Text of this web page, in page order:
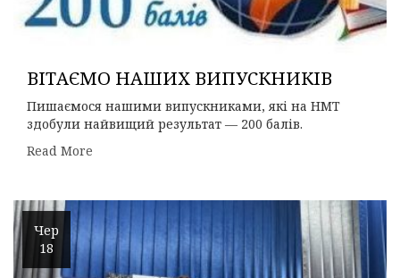
ВІТАЄМО НАШИХ ВИПУСКНИКІВ
Пишаємося нашими випускниками, які на НМТ
здобули найвищий результат — 200 балів.
Read More
Чер
18